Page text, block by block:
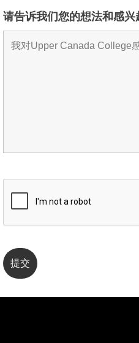
请告诉我们您的想法和感兴